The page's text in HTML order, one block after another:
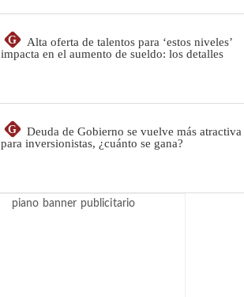
G
Alta oferta de talentos para ‘estos niveles’
impacta en el aumento de sueldo: los detalles
G
Deuda de Gobierno se vuelve más atractiva
para inversionistas, ¿cuánto se gana?